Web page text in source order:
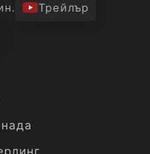
Трейлър
,